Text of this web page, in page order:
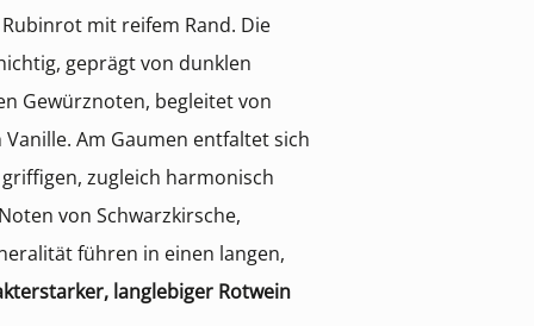
mit reifem Rand. Die
geprägt von dunklen
Gewürznoten, begleitet von
Am Gaumen entfaltet sich
zugleich harmonisch
von Schwarzkirsche,
führen in einen langen,
langlebiger Rotwein